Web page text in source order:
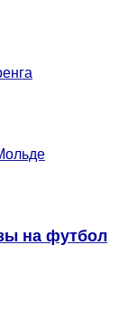
на футбол